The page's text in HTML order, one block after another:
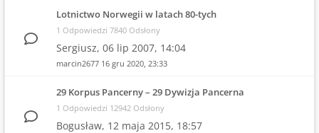
Lotnictwo Norwegii w latach 80-tych
1 Odpowiedzi 7840 Odsłony
Sergiusz, 06 lip 2007, 14:04
marcin2677 16 gru 2020, 23:33
29 Korpus Pancerny – 29 Dywizja Pancerna
1 Odpowiedzi 12942 Odsłony
Bogusław, 12 maja 2015, 18:57